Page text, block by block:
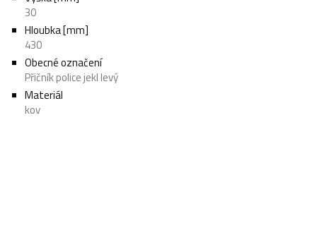
30
Hloubka [mm]
430
Obecné označení
Přičník police jekl levý
Materiál
kov